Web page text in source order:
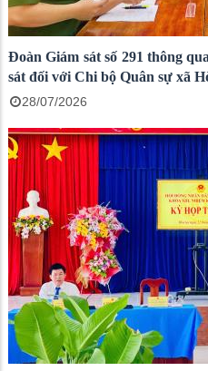
Đoàn Giám sát số 291 thông
sát đối với Chi bộ Quân sự xã
28/07/2026